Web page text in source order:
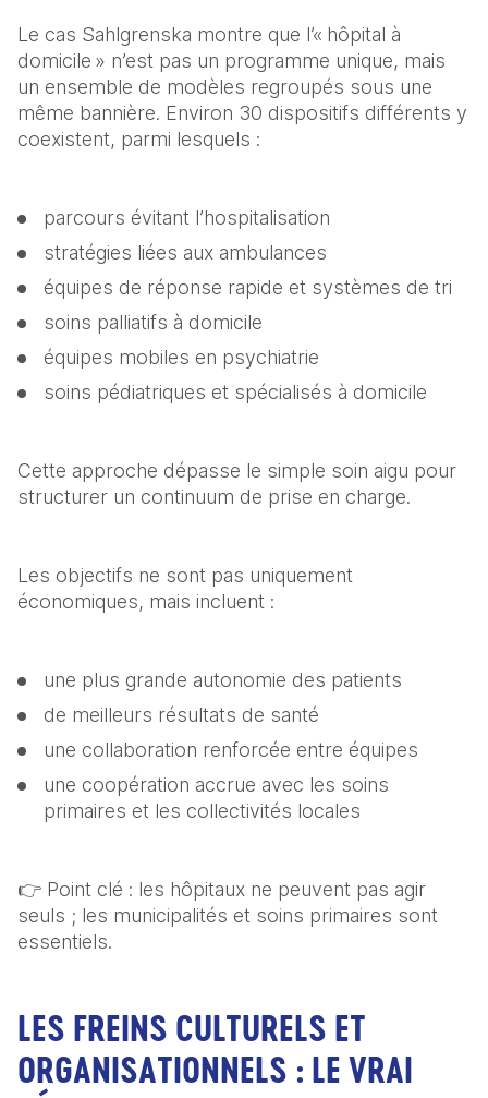
Le cas Sahlgrenska montre que l’« hôpital à
domicile » n’est pas un programme unique, mais
un ensemble de modèles regroupés sous une
même bannière. Environ 30 dispositifs différents y
coexistent, parmi lesquels :
parcours évitant l’hospitalisation
stratégies liées aux ambulances
équipes de réponse rapide et systèmes de tri
soins palliatifs à domicile
équipes mobiles en psychiatrie
soins pédiatriques et spécialisés à domicile
Cette approche dépasse le simple soin aigu pour
structurer un continuum de prise en charge.
Les objectifs ne sont pas uniquement
économiques, mais incluent :
une plus grande autonomie des patients
de meilleurs résultats de santé
une collaboration renforcée entre équipes
une coopération accrue avec les soins
primaires et les collectivités locales
👉 Point clé : les hôpitaux ne peuvent pas agir
seuls ; les municipalités et soins primaires sont
essentiels.
LES FREINS CULTURELS ET
ORGANISATIONNELS : LE VRAI